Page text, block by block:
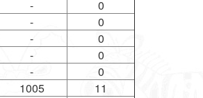
-
0
-
0
-
0
-
0
-
0
1005
11